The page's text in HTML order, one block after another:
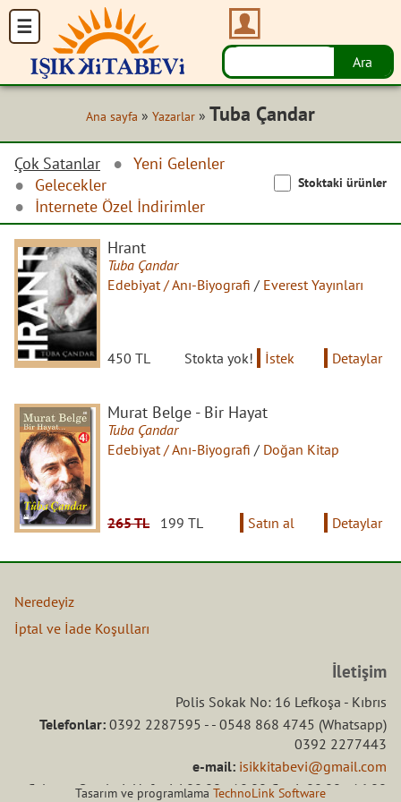
Ana sayfa » Yazarlar » Tuba Çandar
Çok Satanlar
Yeni Gelenler
Gelecekler
İnternete Özel İndirimler
Stoktaki ürünler
Hrant
Tuba Çandar
Edebiyat / Anı-Biyografi / Everest Yayınları
450 TL Stokta yok! İstek Detaylar
Murat Belge - Bir Hayat
Tuba Çandar
Edebiyat / Anı-Biyografi / Doğan Kitap
265 TL 199 TL Satın al Detaylar
Neredeyiz
İptal ve İade Koşulları
İletişim
Polis Sokak No: 16 Lefkoşa - Kıbrıs
Telefonlar: 0392 2287595 - - 0548 868 4745 (Whatsapp)
0392 2277443
e-mail: isikkitabevi@gmail.com
Çalışma Saatleri: Hafta içi 08.00 - 18.00 Ctesi: 08.00 - 16.00
Tasarım ve programlama TechnoLink Software